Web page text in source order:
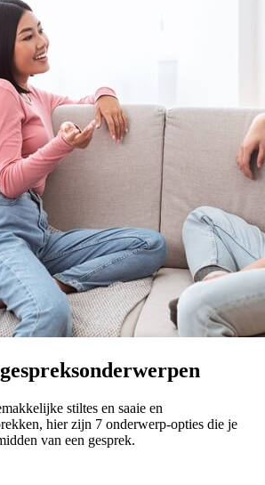
stiltes en saaie en
hier zijn 7 onderwerp-opties die je
van een gesprek.